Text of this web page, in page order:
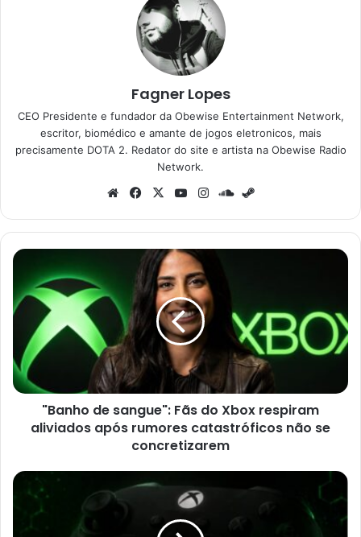
Fagner Lopes
CEO Presidente e fundador da Obewise Entertainment Network,
escritor, biomédico e amante de jogos eletronicos, mais
precisamente DOTA 2. Redator do site e artista na Obewise Radio
Network.
WebsiteFacebook
X YouTubeInstagramSoundCloud
"Banho
sangue":
Fãs
Xbox
respiram
aliviados
após
rumores
catastróficos
concretizarem
"Banho de sangue": Fãs do Xbox respiram
aliviados após rumores catastróficos não se
concretizarem
Começou
votação
para